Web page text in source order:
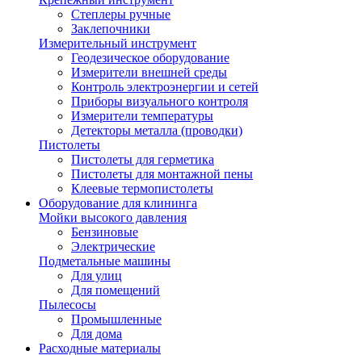
Степлеры ручные
Заклепочники
Измерительный инструмент
Геодезическое оборудование
Измерители внешней среды
Контроль электроэнергии и сетей
Приборы визуального контроля
Измерители температуры
Детекторы металла (проводки)
Пистолеты
Пистолеты для герметика
Пистолеты для монтажной пены
Клеевые термопистолеты
Оборудование для клининга
Мойки высокого давления
Бензиновые
Электрические
Подметальные машины
Для улиц
Для помещений
Пылесосы
Промышленные
Для дома
Расходные материалы